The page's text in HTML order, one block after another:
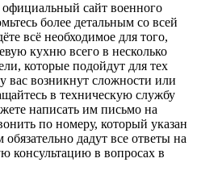
сайт военного
более детальным со всей
всё необходимое для того,
кухню всего в несколько
которые подойдут для тех
вас возникнут сложности или
в техническую службу
написать им письмо на
по номеру, который указан
дадут все ответы на
консультацию в вопросах в